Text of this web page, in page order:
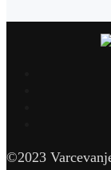
©2023